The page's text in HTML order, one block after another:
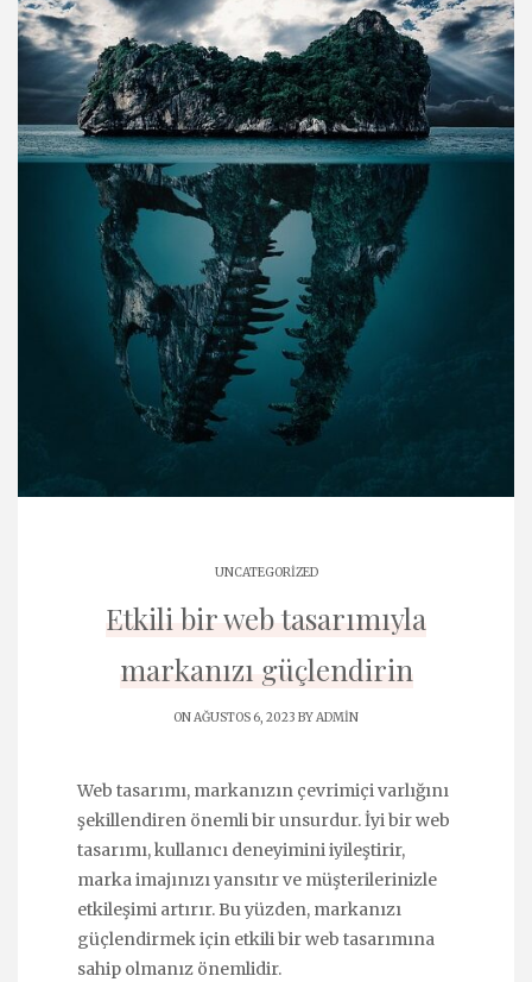
UNCATEGORIZED
Etkili bir web tasarımıyla
markanızı güçlendirin
ON AĞUSTOS 6, 2023 BYADMIN
Web tasarımı, markanızın çevrimiçi varlığını
şekillendiren önemli bir unsurdur. İyi bir web
tasarımı, kullanıcı deneyimini iyileştirir,
marka imajınızı yansıtır ve müşterilerinizle
etkileşimi artırır. Bu yüzden, markanızı
güçlendirmek için etkili bir web tasarımına
sahip olmanız önemlidir.